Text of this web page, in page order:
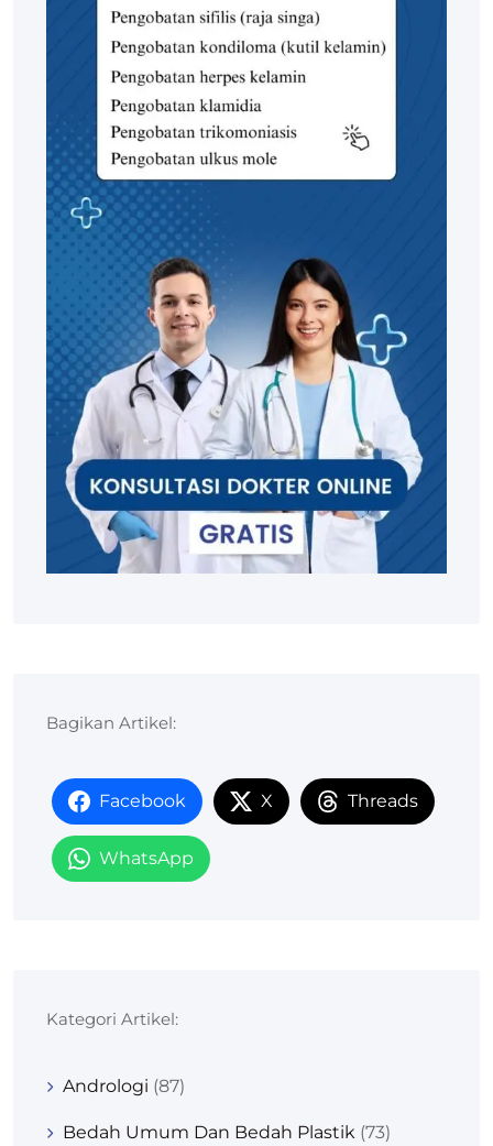
Bagikan Artikel:
Facebook X Threads
WhatsApp
Kategori Artikel:
Andrologi (87)
Bedah Umum Dan Bedah Plastik (73)